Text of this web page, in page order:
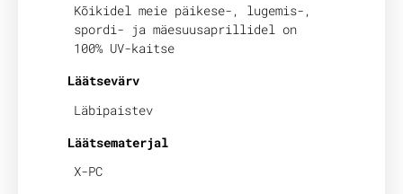
Kõikidel meie päikese-, lugemis-,
spordi- ja mäesuusaprillidel on
100% UV-kaitse
Läätsevärv
Läbipaistev
Läätsematerjal
X-PC